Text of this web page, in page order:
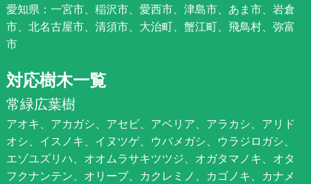
愛知県：一宮市、稲沢市、愛西市、津島市、あま市、岩倉
市、北名古屋市、清須市、大治町、蟹江町、飛鳥村、弥富
市
対応樹木一覧
常緑広葉樹
アオキ、アカガシ、アセビ、アベリア、アラカシ、アリド
オシ、イスノキ、イヌツゲ、ウバメガシ、ウラジロガシ、
エゾユズリハ、オオムラサキツツジ、オガタマノキ、オタ
フクナンテン、オリーブ、カクレミノ、カゴノキ、カナメ